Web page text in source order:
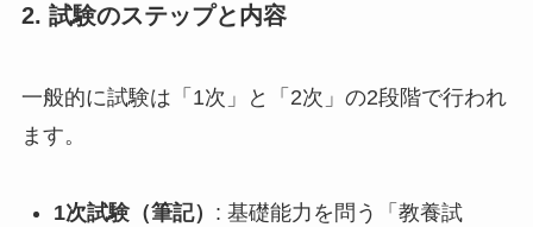
2. 試験のステップと内容
一般的に試験は「1次」と「2次」の2段階で行われ
ます。
1次試験（筆記） : 基礎能力を問う「教養試